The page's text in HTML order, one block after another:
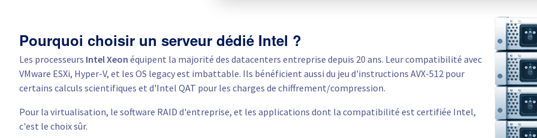
Pourquoi choisir un serveur dédié Intel ?
Les processeurs Intel Xeon équipent la majorité des datacenters entreprise depuis 20 ans. Leur compatibilité avec
VMware ESXi, Hyper-V, et les OS legacy est imbattable. Ils bénéficient aussi du jeu d'instructions AVX-512 pour
certains calculs scientifiques et d'Intel QAT pour les charges de chiffrement/compression.
Pour la virtualisation, le software RAID d'entreprise, et les applications dont la compatibilité est certifiée Intel,
c'est le choix sûr.